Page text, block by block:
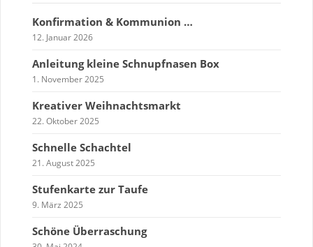
Konfirmation & Kommunion …
12. Januar 2026
Anleitung kleine Schnupfnasen Box
1. November 2025
Kreativer Weihnachtsmarkt
22. Oktober 2025
Schnelle Schachtel
21. August 2025
Stufenkarte zur Taufe
9. März 2025
Schöne Überraschung